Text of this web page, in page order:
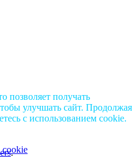
.
позволяет получать
улучшать сайт. Продолжая
с использованием cookie.
cookie